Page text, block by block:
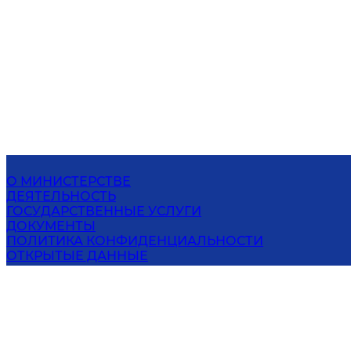
О МИНИСТЕРСТВЕ
ДЕЯТЕЛЬНОСТЬ
ГОСУДАРСТВЕННЫЕ УСЛУГИ
ДОКУМЕНТЫ
ПОЛИТИКА КОНФИДЕНЦИАЛЬНОСТИ
ОТКРЫТЫЕ ДАННЫЕ
ПРЕСС-ЦЕНТР